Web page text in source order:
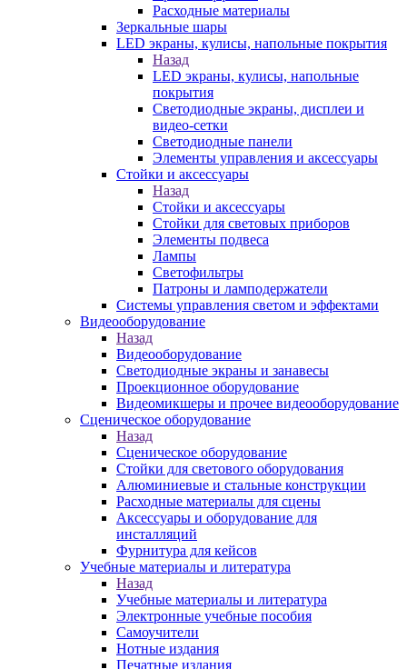
Расходные материалы
Зеркальные шары
LED экраны, кулисы, напольные покрытия
Назад
LED экраны, кулисы, напольные
покрытия
Светодиодные экраны, дисплеи и
видео-сетки
Светодиодные панели
Элементы управления и аксессуары
Стойки и аксессуары
Назад
Стойки и аксессуары
Стойки для световых приборов
Элементы подвеса
Лампы
Светофильтры
Патроны и ламподержатели
Системы управления светом и эффектами
Видеооборудование
Назад
Видеооборудование
Светодиодные экраны и занавесы
Проекционное оборудование
Видеомикшеры и прочее видеооборудование
Сценическое оборудование
Назад
Сценическое оборудование
Стойки для светового оборудования
Алюминиевые и стальные конструкции
Расходные материалы для сцены
Аксессуары и оборудование для
инсталляций
Фурнитура для кейсов
Учебные материалы и литература
Назад
Учебные материалы и литература
Электронные учебные пособия
Самоучители
Нотные издания
Печатные издания